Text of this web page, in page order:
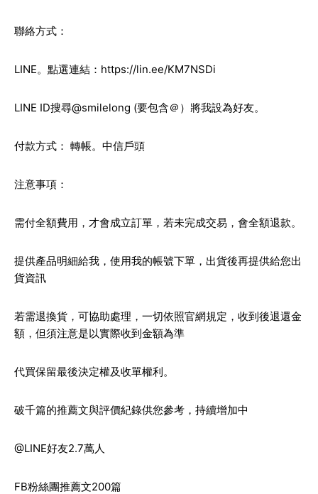
聯絡方式：
LINE。點選連結： https://lin.ee/KM7NSDi
LINE ID搜尋@smilelong (要包含＠）將我設為好友。
付款方式： 轉帳。中信戶頭
注意事項：
需付全額費用，才會成立訂單，若未完成交易，會全額退款。
提供產品明細給我，使用我的帳號下單，出貨後再提供給您出
貨資訊
若需退換貨，可協助處理，一切依照官網規定，收到後退還金
額，但須注意是以實際收到金額為準
代買保留最後決定權及收單權利。
破千篇的推薦文與評價紀錄供您參考，持續增加中
@LINE好友2.7萬人
FB粉絲團推薦文200篇